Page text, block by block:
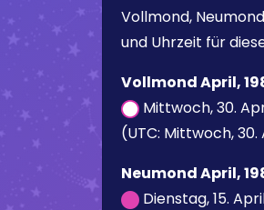
Vollmond,
und Uhrzeit für
Vollmond April,
Mittwoch, 30.
(UTC: Mittwoch, 30.
Neumond April,
Dienstag, 15.